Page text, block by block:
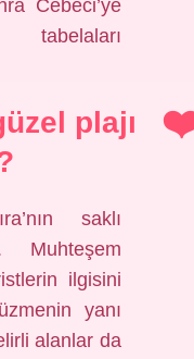
Cebeci’ye
tabelaları
plajı
saklı
Muhteşem
ilgisini
yanı
alanlar da